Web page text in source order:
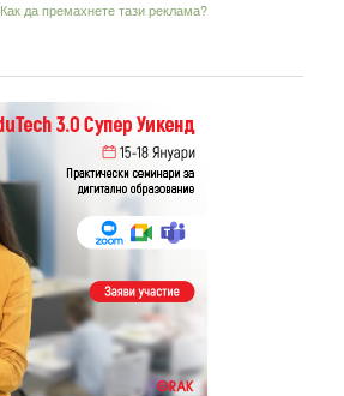
Как да премахнете тази реклама?